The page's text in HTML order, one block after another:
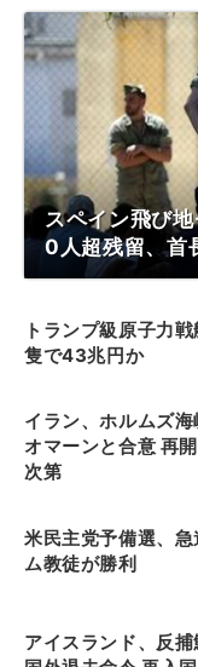
スペイン飛び
0人超残留、首
トランプ級原子力
隻で43兆円か
イラン、ホルムズ
オマーンと合意 再
次第
米民主党予備選、
ム教徒が勝利
アイスランド、反